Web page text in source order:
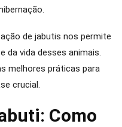
de jabutis nos permite
da vida desses animais.
melhores práticas para
crucial.
Como